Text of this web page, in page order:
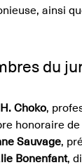
ainsi
du
Choko,
honoraire de
Sauvage,
Bonenfant,